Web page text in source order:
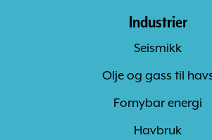
Industrier
Seismikk
Olje og gass til
Fornybar energi
Havbruk